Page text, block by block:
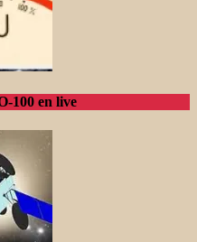
100 en live